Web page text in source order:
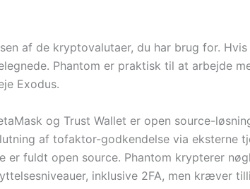
af ​​de kryptovalutaer, du har brug for.
Phantom er praktisk til at arbejde
Exodus.
og Trust Wallet er open source-
af tofaktor-godkendelse via eksterne
fuldt open source. Phantom krypterer
inklusive 2FA, men kræver